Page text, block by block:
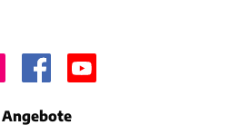
Angebote